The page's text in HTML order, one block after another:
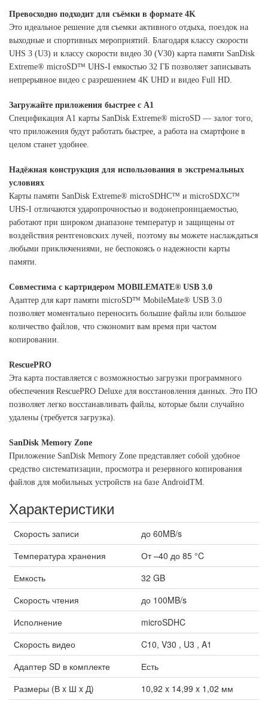
Превосходно подходит для съёмки в формате 4K
Это идеальное решение для съемки активного отдыха, поездок на
выходные и спортивных мероприятий. Благодаря классу скорости
UHS 3 (U3) и классу скорости видео 30 (V30) карта памяти SanDisk
Extreme® microSD™ UHS-I емкостью 32 ГБ позволяет записывать
непрерывное видео с разрешением 4K UHD и видео Full HD.
Загружайте приложения быстрее с A1
Спецификация A1 карты SanDisk Extreme® microSD — залог того,
что приложения будут работать быстрее, а работа на смартфоне в
целом станет удобнее.
Надёжная конструкция для использования в экстремальных
условиях
Карты памяти SanDisk Extreme® microSDHC™ и microSDXC™
UHS-I отличаются ударопрочностью и водонепроницаемостью,
работают при широком диапазоне температур и защищены от
воздействия рентгеновских лучей, поэтому вы можете наслаждаться
любыми приключениями, не беспокоясь о надежности карты
памяти.
Совместима с картридером MOBILEMATE® USB 3.0
Адаптер для карт памяти microSD™ MobileMate® USB 3.0
позволяет моментально переносить большие файлы или большое
количество файлов, что сэкономит вам время при частом
копировании.
RescuePRO
Эта карта поставляется с возможностью загрузки программного
обеспечения RescuePRO Deluxe для восстановления данных. Это ПО
позволяет легко восстанавливать файлы, которые были случайно
удалены (требуется загрузка).
SanDisk Memory Zone
Приложение SanDisk Memory Zone представляет собой удобное
средство систематизации, просмотра и резервного копирования
файлов для мобильных устройств на базе AndroidTM.
Характеристики
Скорость записи
до 60MB/s
Температура хранения
От –40 до 85 °C
Емкость
32 GB
Скорость чтения
до 100MB/s
Исполнение
microSDHC
Скорость видео
C10, V30 , U3 , A1
Адаптер SD в комплекте
Есть
Размеры (В x Ш x Д)
10,92 x 14,99 x 1,02 мм